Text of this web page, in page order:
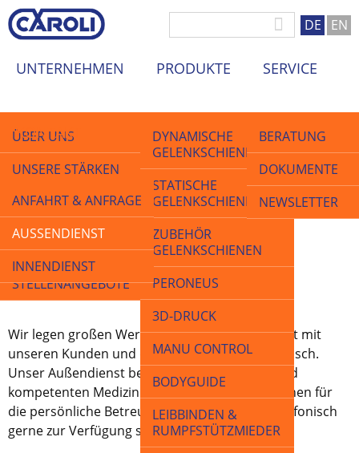
UNTERNEHMEN
ÜBER UNS
UNSERE STÄRKEN
QUALITÄT
AKTUELLES &
MESSEN
STELLENANGEBOTE
PRODUKTE
DYNAMISCHE
GELENKSCHIENEN
STATISCHE
GELENKSCHIENEN
ZUBEHÖR
GELENKSCHIENEN
PERONEUS
3D-DRUCK
MANU CONTROL
BODYGUIDE
LEIBBINDEN &
RUMPFSTÜTZMIEDER
SERVICE
BERATUNG
DOKUMENTE
NEWSLETTER
KONTAKT
ANFAHRT & ANFRAGE
AUSSENDIENST
INNENDIENST
DE EN
Startseite > Kontakt>Außendienst
Außendienst
Wir legen großen Wert auf den direkten Kontakt mit
unseren Kunden und den regelmäßigen Austausch.
Unser Außendienst besteht aus erfahrenen und
kompetenten Medizinprodukteberatern, die Ihnen für
die persönliche Betreuung vor Ort als auch telefonisch
gerne zur Verfügung stehen.